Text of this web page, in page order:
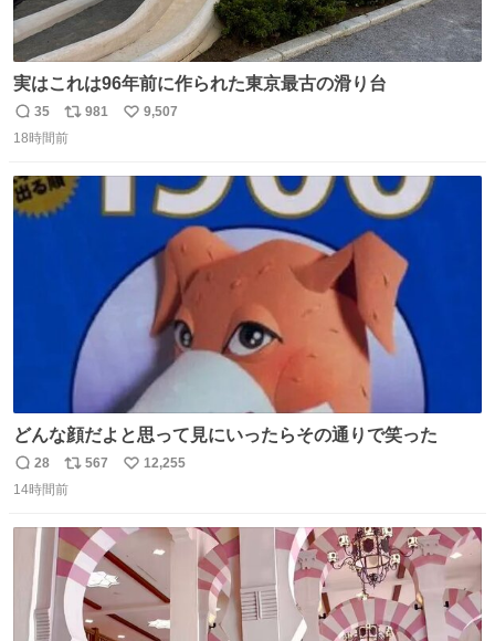
実はこれは96年前に作られた東京最古の滑り台
返
信
35
リ
ポ
ト
数
981
い
9,507
18時間前
どんな顔だよと思って見にいったらその通りで笑った
返
信
28
リ
ポ
ト
数
567
い
12,255
14時間前